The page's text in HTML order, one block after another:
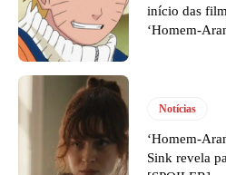
início das
‘Homem-
Notícias
‘Homem-
Sink revela